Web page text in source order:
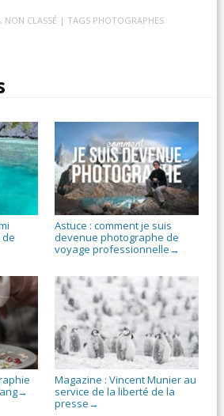
, NON CLASSÉ | TAGS PHOTOGRAPHES
de
Astuce : comment je suis
devenue photographe de
voyage professionnelle →
→
Magazine : Vincent Munier au
service de la liberté de la
presse →